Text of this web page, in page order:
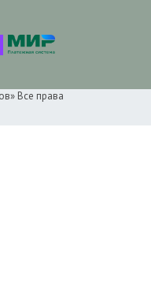
Все права